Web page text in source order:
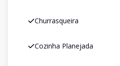
Churrasqueira
Cozinha Planejada